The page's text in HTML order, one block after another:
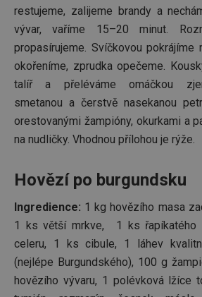
restujeme, zalijeme brandy a
vývar, vaříme 15–20 minut.
propasírujeme. Svíčkovou pokrájíme
okořeníme, zprudka opečeme.
talíř a přeléváme omáčkou
smetanou a čerstvě nasekanou
orestovanými žampióny, okurkami a
na nudličky. Vhodnou přílohou je rýže.
Hovězí po burgundsku
Ingredience: 1 kg hovězího masa
1 ks větší mrkve, 1 ks řapíkatého
celeru, 1 ks cibule, 1 láhev
(nejlépe Burgundského), 100 g
hovězího vývaru, 1 polévková lžíce
shopsys_abc
.heureka.cz
CookieScriptConsent
CookieScript
zásadách ochrany soukromí